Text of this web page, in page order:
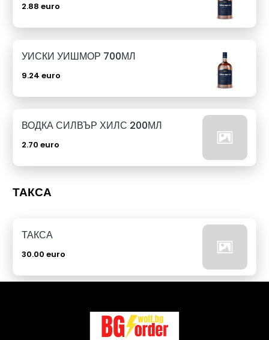
2.88 euro
УИСКИ УИШМОР 700МЛ
9.24 euro
ВОДКА СИЛВЪР ХИЛС 200МЛ
2.70 euro
ТАКСА
ТАКСА
30.00 euro